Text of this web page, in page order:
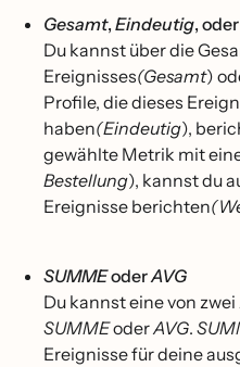
Gesamt, Eindeutig, oder
Du kannst über die
Ereignisses(Gesamt)
Profile, die dieses
haben(Eindeutig),
gewählte Metrik mit
Bestellung), kannst du
Ereignisse berichten
SUMMEoderAVG
Du kannst eine von
SUMMEoderAVG.
Ereignisse für deine